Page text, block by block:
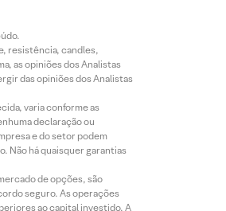
resistência, candles,
as opiniões dos Analistas
das opiniões dos Analistas
varia conforme as
declaração ou
e do setor podem
Não há quaisquer garantias
de opções, são
seguro. As operações
ao capital investido. A